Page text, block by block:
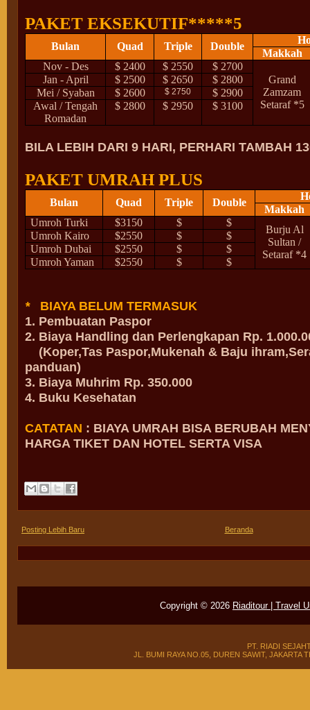
PAKET EKSEKUTIF*****5
Bulan Quad Triple Double
Makkah
Nov - Des
$ 2400 $ 2550
$ 2700
Grand
Zamzam
Setaraf *5
Jan - April $ 2500 $ 2650
$ 2800
Mei / Syaban
$ 2600 $ 2750
$ 2900
Awal / Tengah
Romadan
$ 2800 $ 2950 $ 3100
BILA LEBIH DARI 9 HARI, PERHARI TAMBAH
PAKET UMRAH PLUS
Bulan Quad Triple Double
Makkah
Umroh Turki
$3150 $ $
Burju Al
Sultan /
Setaraf *4
Umroh Kairo $2550 $
$
Umroh Dubai
$2550 $
$
Umroh Yaman
$2550 $ $
*
BIAYA BELUM TERMASUK
1. Pembuatan Paspor
2. Biaya Handling dan Perlengkapan Rp.
(Koper,Tas Paspor,Mukenah & Baju
panduan)
3. Biaya Muhrim Rp. 350.000
4. Buku Kesehatan
CATATAN : BIAYA UMRAH BISA BERUBAH
HARGA TIKET DAN HOTEL SERTA VISA
Posting Lebih Baru Beranda
Copyright © 2026 Riaditour | Travel
PT. RIADI
JL. BUMI RAYA NO.05, DUREN SAWIT, JAKARTA